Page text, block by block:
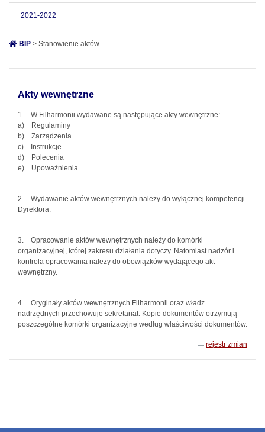
2021-2022
BIP > Stanowienie aktów
Akty wewnętrzne
1. W Filharmonii wydawane są następujące akty wewnętrzne:
a) Regulaminy
b) Zarządzenia
c) Instrukcje
d) Polecenia
e) Upoważnienia
2. Wydawanie aktów wewnętrznych należy do wyłącznej kompetencji
Dyrektora.
3. Opracowanie aktów wewnętrznych należy do komórki
organizacyjnej, której zakresu działania dotyczy. Natomiast nadzór i
kontrola opracowania należy do obowiązków wydającego akt
wewnętrzny.
4. Oryginały aktów wewnętrznych Filharmonii oraz władz
nadrzędnych przechowuje sekretariat. Kopie dokumentów otrzymują
poszczególne komórki organizacyjne według właściwości dokumentów.
rejestr zmian